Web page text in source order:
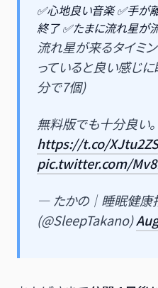
✅心地良い音楽 ✅手が
終了 ✅たまに流れ星が
流れ星が来るタイミン
っていると良い感じに
分で7個)
無料版でも十分良い。
https://t.co/
pic.twitter.com/
— たかの｜睡眠健康
(@SleepTakano)